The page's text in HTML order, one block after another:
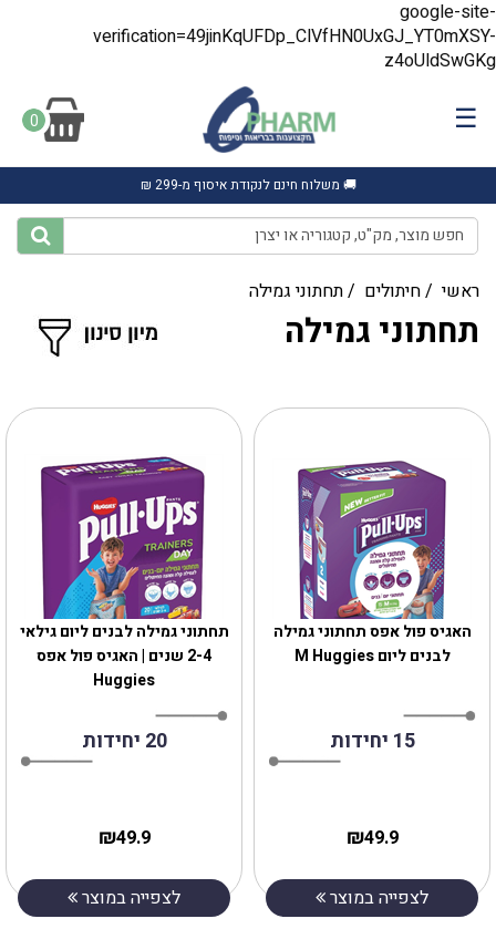
google-site-
verification=49jinKqUFDp_ClVfHN0UxGJ_YT0mXSY-
z4oUldSwGKg
☰
0
🚚 משלוח חינם לנקודת איסוף מ-299 ₪
ראשי /חיתולים /תחתוני גמילה
תחתוני גמילה
תחתוני גמילה לבנים ליום גילאי
2-4 שנים | האגיס פול אפס
Huggies
20 יחידות
49.9
₪
לצפייה במוצר
‎האגיס פול אפס תחתוני גמילה
‎לבנים ליום M Huggies
15 יחידות
49.9
₪
לצפייה במוצר